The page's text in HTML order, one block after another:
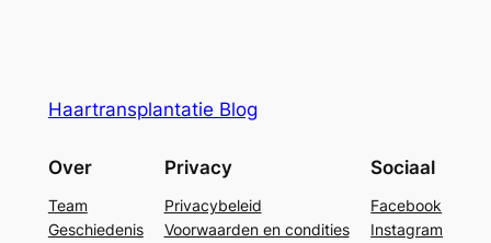
Haartransplantatie Blog
Over
Team
Geschiedenis
Privacy
Privacybeleid
Voorwaarden en condities
Sociaal
Facebook
Instagram